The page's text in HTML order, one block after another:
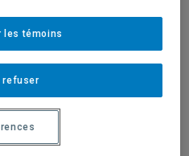
comités.
aux membres de
et le webmestre, Gilles
et
refuser
les témoins